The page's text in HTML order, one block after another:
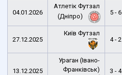
04.01.2026
Атлетік Футзал
(Дніпро)
5 - 6
27.12.2025
Київ Футзал
4 - 2
13.12.2025
Ураган (Івано-
Франківськ)
3 - 4